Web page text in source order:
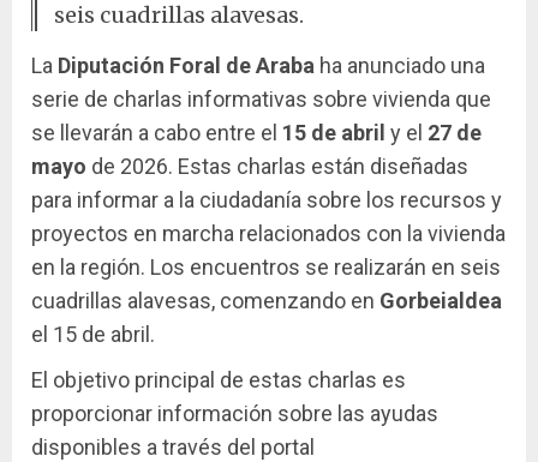
seis cuadrillas alavesas.
La Diputación Foral de Araba ha anunciado una
serie de charlas informativas sobre vivienda que
se llevarán a cabo entre el 15 de abril y el 27 de
mayo de 2026. Estas charlas están diseñadas
para informar a la ciudadanía sobre los recursos y
proyectos en marcha relacionados con la vivienda
en la región. Los encuentros se realizarán en seis
cuadrillas alavesas, comenzando en Gorbeialdea
el 15 de abril.
El objetivo principal de estas charlas es
proporcionar información sobre las ayudas
disponibles a través del portal